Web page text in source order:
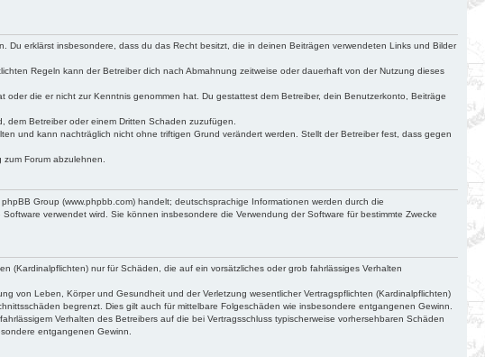
erklärst insbesondere, dass du das Recht besitzt, die in deinen Beiträgen verwendeten Links und Bilder
Regeln kann der Betreiber dich nach Abmahnung zeitweise oder dauerhaft von der Nutzung dieses
die er nicht zur Kenntnis genommen hat. Du gestattest dem Betreiber, dein Benutzerkonto, Beiträge
Betreiber oder einem Dritten Schaden zuzufügen.
und kann nachträglich nicht ohne triftigen Grund verändert werden. Stellt der Betreiber fest, dass gegen
Forum abzulehnen.
Group (www.phpbb.com) handelt; deutschsprachige Informationen werden durch die
verwendet wird. Sie können insbesondere die Verwendung der Software für bestimmte Zwecke
(Kardinalpflichten) nur für Schäden, die auf ein vorsätzliches oder grob fahrlässiges Verhalten
von Leben, Körper und Gesundheit und der Verletzung wesentlicher Vertragspflichten (Kardinalpflichten)
begrenzt. Dies gilt auch für mittelbare Folgeschäden wie insbesondere entgangenen Gewinn.
Verhalten des Betreibers auf die bei Vertragsschluss typischerweise vorhersehbaren Schäden
entgangenen Gewinn.